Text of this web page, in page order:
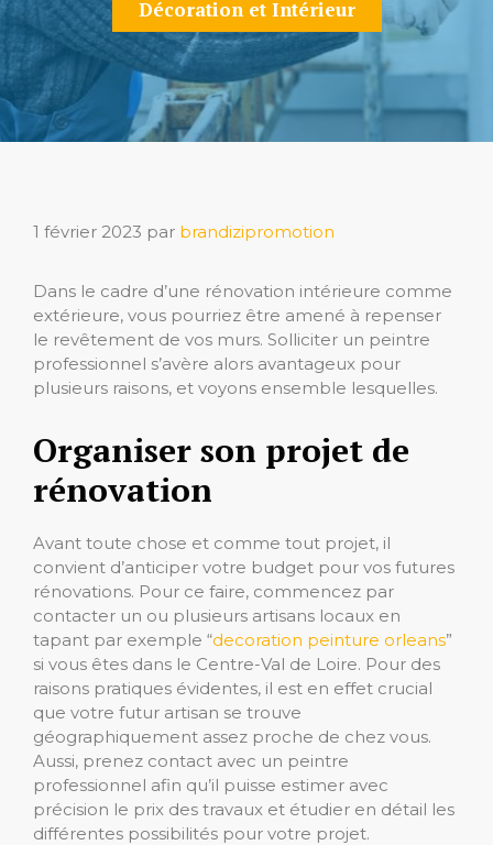
Décoration et Intérieur
1 février 2023 par brandizipromotion
Dans le cadre d’une rénovation intérieure comme
extérieure, vous pourriez être amené à repenser
le revêtement de vos murs. Solliciter un peintre
professionnel s’avère alors avantageux pour
plusieurs raisons, et voyons ensemble lesquelles.
Organiser son projet de
rénovation
Avant toute chose et comme tout projet, il
convient d’anticiper votre budget pour vos futures
rénovations. Pour ce faire, commencez par
contacter un ou plusieurs artisans locaux en
tapant par exemple “decoration peinture orleans”
si vous êtes dans le Centre-Val de Loire. Pour des
raisons pratiques évidentes, il est en effet crucial
que votre futur artisan se trouve
géographiquement assez proche de chez vous.
Aussi, prenez contact avec un peintre
professionnel afin qu’il puisse estimer avec
précision le prix des travaux et étudier en détail les
différentes possibilités pour votre projet.